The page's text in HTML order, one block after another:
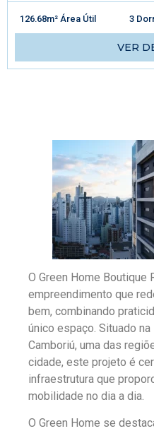
126.68m² Área Útil 3
VER
O Green Home Boutique
empreendimento que
bem, combinando
único espaço. Situado
Camboriú, uma das
cidade, este projeto é
infraestrutura que
mobilidade no dia a dia.
O Green Home se